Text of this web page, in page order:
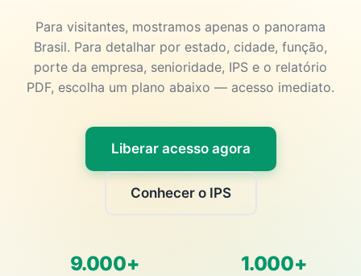
Para visitantes, mostramos apenas o panorama
Brasil. Para detalhar por estado, cidade, função,
porte da empresa, senioridade, IPS e o relatório
PDF, escolha um plano abaixo — acesso imediato.
Liberar acesso agora
Conhecer o IPS
9.000+ 1.000+